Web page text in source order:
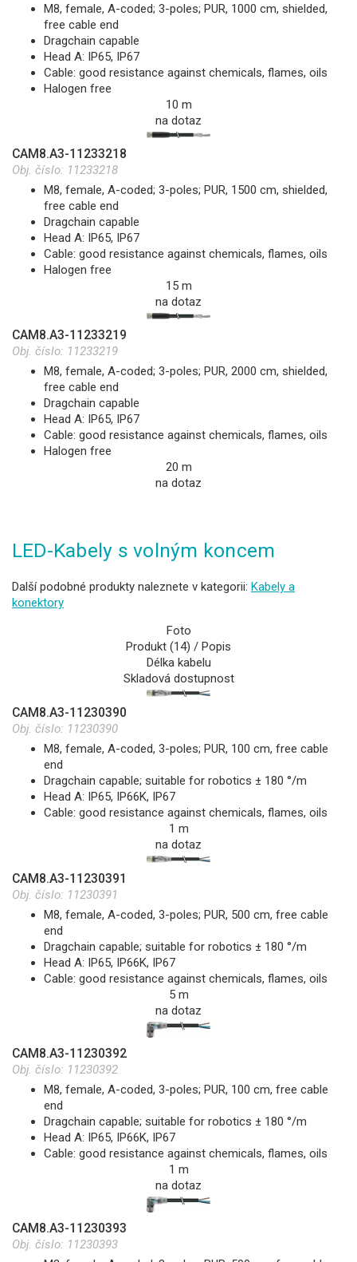
M8, female, A-coded; 3-poles; PUR, 1000 cm, shielded,
free cable end
Dragchain capable
Head A: IP65, IP67
Cable: good resistance against chemicals, flames, oils
Halogen free
10 m
na dotaz
CAM8.A3-11233218
Obj. číslo: 11233218
M8, female, A-coded; 3-poles; PUR, 1500 cm, shielded,
free cable end
Dragchain capable
Head A: IP65, IP67
Cable: good resistance against chemicals, flames, oils
Halogen free
15 m
na dotaz
CAM8.A3-11233219
Obj. číslo: 11233219
M8, female, A-coded; 3-poles; PUR, 2000 cm, shielded,
free cable end
Dragchain capable
Head A: IP65, IP67
Cable: good resistance against chemicals, flames, oils
Halogen free
20 m
na dotaz
LED-Kabely s volným koncem
Další podobné produkty naleznete v kategorii: Kabely a
konektory
Foto
Produkt (14) / Popis
Délka kabelu
Skladová dostupnost
CAM8.A3-11230390
Obj. číslo: 11230390
M8, female, A-coded, 3-poles; PUR, 100 cm, free cable
end
Dragchain capable; suitable for robotics ± 180 °/m
Head A: IP65, IP66K, IP67
Cable: good resistance against chemicals, flames, oils
1 m
na dotaz
CAM8.A3-11230391
Obj. číslo: 11230391
M8, female, A-coded, 3-poles; PUR, 500 cm, free cable
end
Dragchain capable; suitable for robotics ± 180 °/m
Head A: IP65, IP66K, IP67
Cable: good resistance against chemicals, flames, oils
5 m
na dotaz
CAM8.A3-11230392
Obj. číslo: 11230392
M8, female, A-coded, 3-poles; PUR, 100 cm, free cable
end
Dragchain capable; suitable for robotics ± 180 °/m
Head A: IP65, IP66K, IP67
Cable: good resistance against chemicals, flames, oils
1 m
na dotaz
CAM8.A3-11230393
Obj. číslo: 11230393